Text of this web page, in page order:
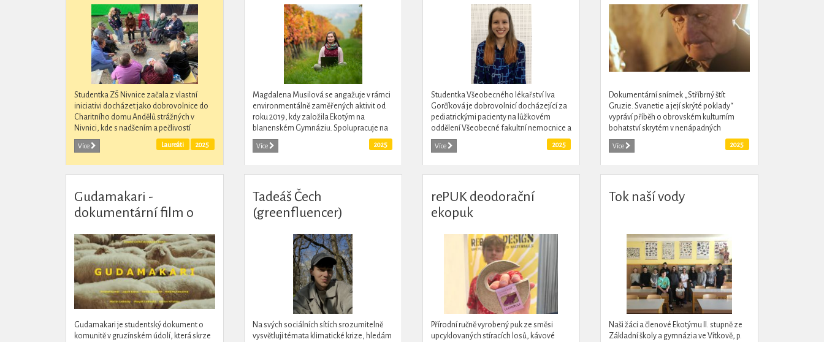
Studentka ZŠ Nivnice začala z vlastní
iniciativi docházet jako dobrovolnice do
Charitního domu Andělů strážných v
Nivnici, kde s nadšením a pečlivostí
připravuje různé činnosti pro klienty
charitníoho domu.
Více 2025
Laureáti
Magdalena Musilová se angažuje v rámci
environmentálně zaměřených aktivit od
roku 2019, kdy založila Ekotým na
blanenském Gymnáziu. Spolupracuje na
projektu Posílení resilience venkova a
aktivizace lokálních aktérů a...
Více 2025
Studentka Všeobecného lékařství Iva
Gorčíková je dobrovolnicí docházející za
pediatrickými pacienty na lůžkovém
oddělení Všeobecné fakultní nemocnice a
zároveň působí jako fakultní
koordinátorka v Dobrovolnickém...
Více 2025
Dokumentární snímek „Stříbrný štít
Gruzie. Svanetie a její skrýté poklady“
vypráví příběh o obrovském kulturním
bohatství skrytém v nenápadných
kostelích nejodlehlejších částí Kavkazu.
Tento projekt...
Více 2025
Gudamakari -
dokumentární film o
Gruzie
Gudamakari je studentský dokument o
komunitě v gruzínském údolí, která skrze
Tadeáš Čech
(greenfluencer)
Na svých sociálních sítích srozumitelně
vysvětluji témata klimatické krize, hledám
rePUK deodorační
ekopuk
Přírodní ručně vyrobený puk ze směsi
upcyklovaných stíracích losů, kávové
Tok naší vody
Naši žáci a členové Ekotýmu II. stupně ze
Základní školy a gymnázia ve Vítkově, p.